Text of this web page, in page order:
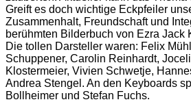
Greift es doch wichtige Eckpfeiler
Zusammenhalt, Freundschaft und
berühmten Bilderbuch von Ezra Jack
Die tollen Darsteller waren: Felix
Schuppener, Carolin Reinhardt,
Klostermeier, Vivien Schwetje,
Andrea Stengel. An den Keyboards
Bollheimer und Stefan Fuchs.